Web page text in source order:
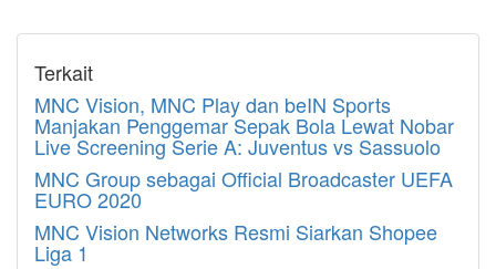
Terkait
MNC Vision, MNC Play dan beIN Sports
Manjakan Penggemar Sepak Bola Lewat Nobar
Live Screening Serie A: Juventus vs Sassuolo
MNC Group sebagai Official Broadcaster UEFA
EURO 2020
MNC Vision Networks Resmi Siarkan Shopee
Liga 1